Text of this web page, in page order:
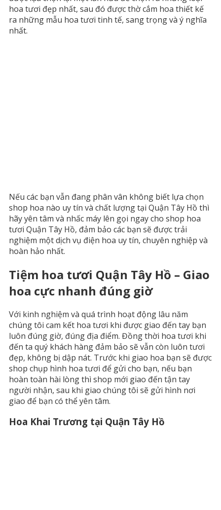
hoa tươi đẹp nhất, sau đó được thờ cắm hoa thiết kế
ra những mẫu hoa tươi tinh tế, sang trọng và ý nghĩa
nhất.
Nếu các bạn vẫn đang phân vân không biết lựa chọn
shop hoa nào uy tín và chất lượng tại Quận Tây Hồ thì
hãy yên tâm và nhấc máy lên gọi ngay cho shop hoa
tươi Quận Tây Hồ, đảm bảo các bạn sẽ được trải
nghiệm một dịch vụ điện hoa uy tín, chuyên nghiệp và
hoàn hảo nhất.
Tiệm hoa tươi Quận Tây Hồ – Giao
hoa cực nhanh đúng giờ
Với kinh nghiệm và quá trình hoạt động lâu năm
chúng tôi cam kết hoa tươi khi được giao đến tay bạn
luôn đúng giờ, đúng địa điểm. Đồng thời hoa tươi khi
đến ta quý khách hàng đảm bảo sẽ vẫn còn luôn tươi
đẹp, không bị dập nát. Trước khi giao hoa bạn sẽ được
shop chụp hình hoa tươi để gửi cho bạn, nếu bạn
hoàn toàn hài lòng thì shop mới giao đến tận tay
người nhận, sau khi giao chúng tôi sẽ gửi hình nơi
giao để bạn có thể yên tâm.
Hoa Khai Trương tại Quận Tây Hồ